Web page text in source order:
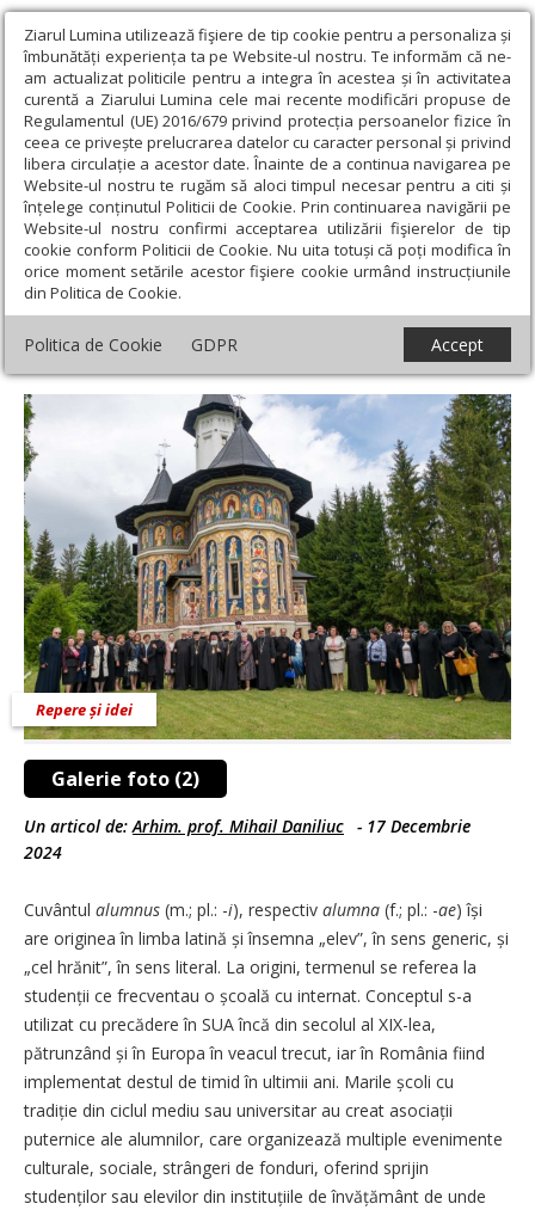
Ziarul Lumina utilizează fişiere de tip cookie pentru a personaliza și
îmbunătăți experiența ta pe Website-ul nostru. Te informăm că ne-
am actualizat politicile pentru a integra în acestea și în activitatea
curentă a Ziarului Lumina cele mai recente modificări propuse de
Regulamentul (UE) 2016/679 privind protecția persoanelor fizice în
ceea ce privește prelucrarea datelor cu caracter personal și privind
libera circulație a acestor date. Înainte de a continua navigarea pe
Website-ul nostru te rugăm să aloci timpul necesar pentru a citi și
înțelege conținutul Politicii de Cookie. Prin continuarea navigării pe
Website-ul nostru confirmi acceptarea utilizării fişierelor de tip
cookie conform Politicii de Cookie. Nu uita totuși că poți modifica în
orice moment setările acestor fişiere cookie urmând instrucțiunile
din Politica de Cookie.
Politica de Cookie GDPR Accept
Ziarul Lumina › Opinii › Repere și idei › Comunitatea Alumni a
Seminarului Teologic Ortodox „Veniamin Costachi”- Mănăstirea
Neamț
Comunitatea Alumni a Seminarului
Teologic Ortodox „Veniamin Costachi”-
Mănăstirea Neamț
Galerie foto (2)
Repere și idei
Un articol de:Arhim. prof. Mihail Daniliuc - 17 Decembrie
2024
Cuvântul alumnus (m.; pl.: -i), respectiv alumna (f.; pl.: -ae) își
are originea în limba latină și însemna „elev”, în sens generic, și
„cel hrănit”, în sens literal. La origini, termenul se referea la
studenții ce frecventau o școală cu internat. Conceptul s-a
utilizat cu precădere în SUA încă din secolul al XIX-lea,
pătrunzând și în Europa în veacul trecut, iar în România fiind
implementat destul de timid în ultimii ani. Marile școli cu
tradiție din ciclul mediu sau universitar au creat asociații
puternice ale alumnilor, care organizează multiple evenimente
culturale, sociale, strângeri de fonduri, oferind sprijin
studenților sau elevilor din instituțiile de învățământ de unde